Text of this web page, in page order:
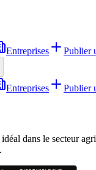
Entreprises Publier
Entreprises Publier
dans le secteur